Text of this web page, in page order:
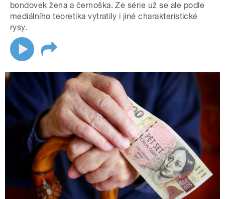
bondovek žena a černoška. Ze série už se ale podle
mediálního teoretika vytratily i jiné charakteristické
rysy.